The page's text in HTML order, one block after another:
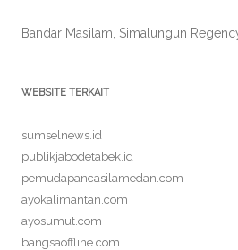
Bandar Masilam, Simalungun
WEBSITE TERKAIT
sumselnews.id
publikjabodetabek.id
pemudapancasilamedan.com
ayokalimantan.com
ayosumut.com
bangsaoffline.com